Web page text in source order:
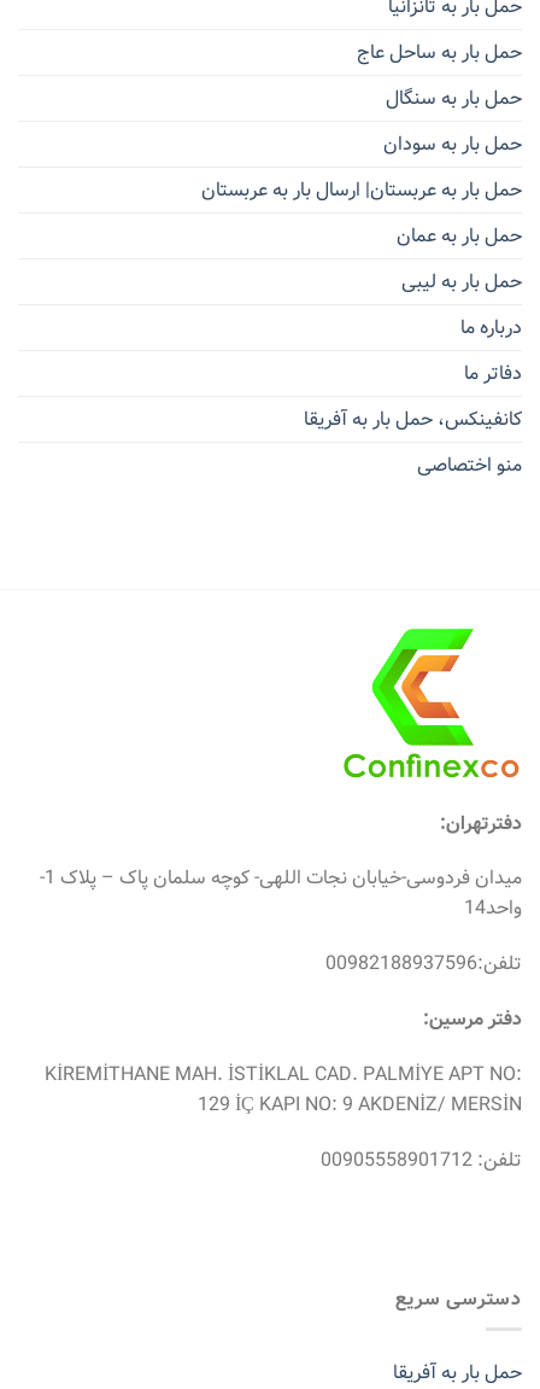
حمل بار به تانزانیا
حمل بار به ساحل عاج
حمل بار به سنگال
حمل بار به سودان
حمل بار به عربستان| ارسال بار به عربستان
حمل بار به عمان
حمل بار به لیبی
درباره ما
دفاتر ما
کانفینکس، حمل بار به آفریقا
منو اختصاصی
دفترتهران:
میدان فردوسی-خیابان نجات اللهی- کوچه سلمان پاک – پلاک 1-
واحد14
تلفن:00982188937596
دفتر مرسین:
KİREMİTHANE MAH. İSTİKLAL CAD. PALMİYE APT NO:
129 İÇ KAPI NO: 9 AKDENİZ/ MERSİN
تلفن: 00905558901712
دسترسی سریع
حمل بار به آفریقا